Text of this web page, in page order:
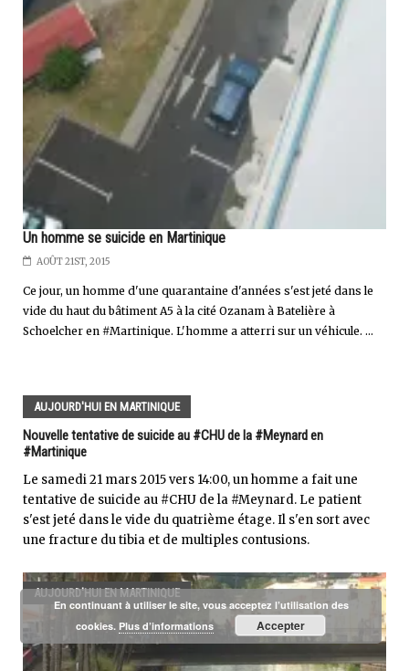
Un homme se suicide en Martinique
AOÛT 21ST, 2015
Ce jour, un homme d'une quarantaine d'années s'est jeté dans le
vide du haut du bâtiment A5 à la cité Ozanam à Batelière à
Schoelcher en #Martinique. L'homme a atterri sur un véhicule. ...
AUJOURD'HUI EN MARTINIQUE
Nouvelle tentative de suicide au #CHU de la #Meynard en
#Martinique
Le samedi 21 mars 2015 vers 14:00, un homme a fait une
tentative de suicide au #CHU de la #Meynard. Le patient
s'est jeté dans le vide du quatrième étage. Il s'en sort avec
une fracture du tibia et de multiples contusions.
AUJOURD'HUI EN MARTINIQUE
En continuant à utiliser le site, vous acceptez l’utilisation des
cookies. Plus d’informations Accepter